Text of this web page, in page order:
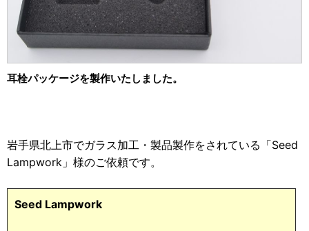
耳栓パッケージを製作いたしました。
岩手県北上市でガラス加工・製品製作をされている「Seed
Lampwork」様のご依頼です。
Seed Lampwork
時計・宝飾品用
ホーム&キッチン用
食品・食材用
産業・電化製品用
アニメ関連
2014年
2013年
2012年
2009年